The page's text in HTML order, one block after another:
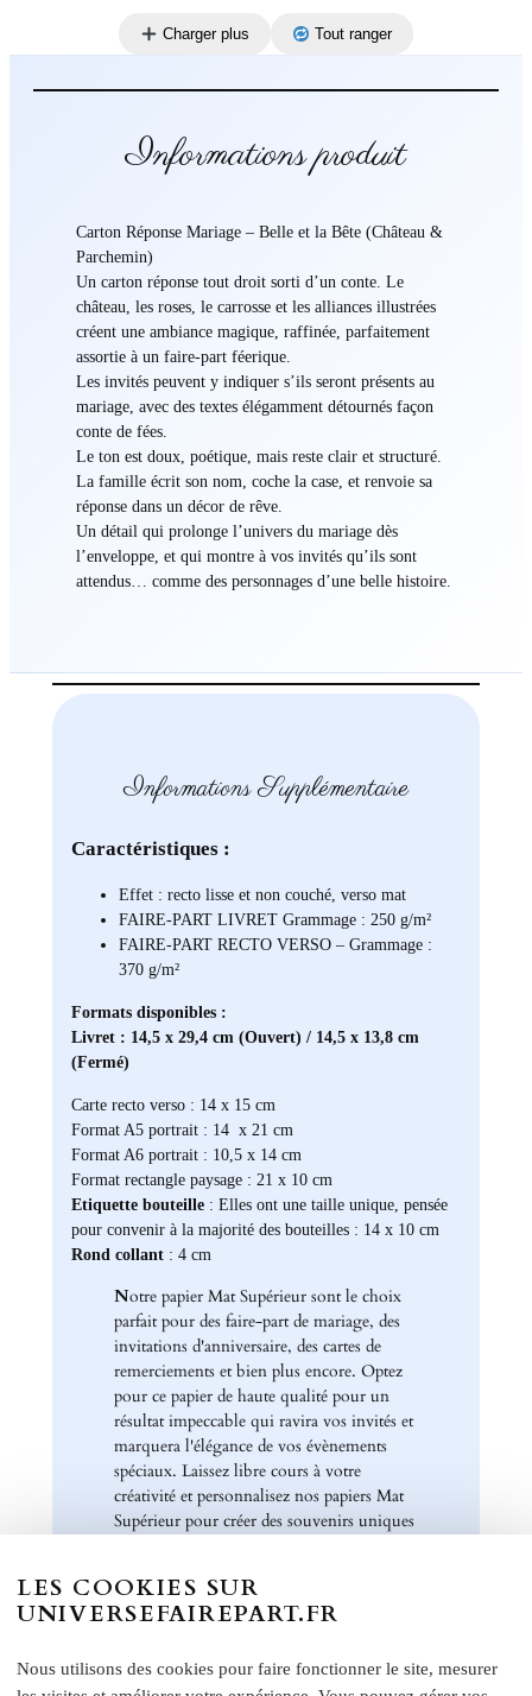
Charger plus Tout ranger
Informations produit
Carton Réponse Mariage – Belle et la Bête (Château &
Parchemin)
Un carton réponse tout droit sorti d’un conte. Le
château, les roses, le carrosse et les alliances illustrées
créent une ambiance magique, raffinée, parfaitement
assortie à un faire-part féerique.
Les invités peuvent y indiquer s’ils seront présents au
mariage, avec des textes élégamment détournés façon
conte de fées.
Le ton est doux, poétique, mais reste clair et structuré.
La famille écrit son nom, coche la case, et renvoie sa
réponse dans un décor de rêve.
Un détail qui prolonge l’univers du mariage dès
l’enveloppe, et qui montre à vos invités qu’ils sont
attendus… comme des personnages d’une belle histoire.
Informations Supplémentaire
Caractéristiques :
Effet : recto lisse et non couché, verso mat
FAIRE-PART LIVRET Grammage : 250 g/m²
FAIRE-PART RECTO VERSO – Grammage :
370 g/m²
Formats disponibles :
Livret : 14,5 x 29,4 cm (Ouvert) / 14,5 x 13,8 cm
(Fermé)
Carte recto verso : 14 x 15 cm
Format A5 portrait : 14 x 21 cm
Format A6 portrait : 10,5 x 14 cm
Format rectangle paysage : 21 x 10 cm
Etiquette bouteille: Elles ont une taille unique, pensée
pour convenir à la majorité des bouteilles : 14 x 10 cm
Rond collant : 4 cm
Notre papier Mat Supérieur sont le choix
parfait pour des faire-part de mariage, des
invitations d'anniversaire, des cartes de
remerciements et bien plus encore. Optez
pour ce papier de haute qualité pour un
résultat impeccable qui ravira vos invités et
marquera l'élégance de vos évènements
spéciaux. Laissez libre cours à votre
créativité et personnalisez nos papiers Mat
Supérieur pour créer des souvenirs uniques
Chez Universe Faire-part, nous mettons
tout en œuvre pour vous offrir des produits
plus exigeantes. Faites confiance à notre
expertise et à notre passion pour vous
LES COOKIES SUR
UNIVERSEFAIREPART.FR
Nous utilisons des cookies pour faire fonctionner le site, mesurer